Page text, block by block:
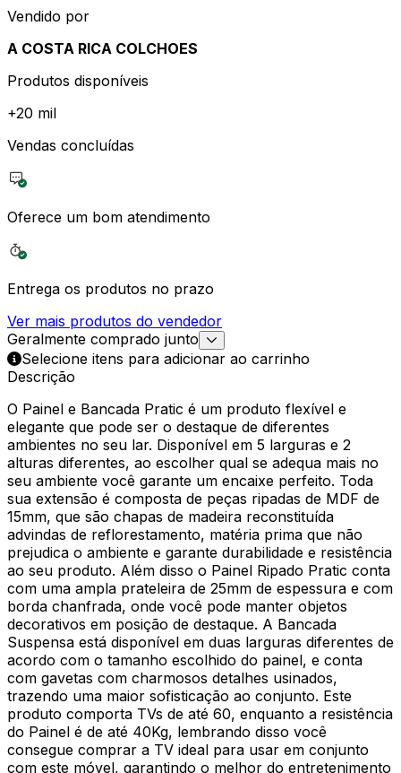
Vendido por
A COSTA RICA COLCHOES
Produtos disponíveis
+20 mil
Vendas concluídas
Oferece um bom atendimento
Entrega os produtos no prazo
Ver mais produtos do vendedor
Geralmente comprado junto
Selecione itens para adicionar ao carrinho
Descrição
O Painel e Bancada Pratic é um produto flexível e
elegante que pode ser o destaque de diferentes
ambientes no seu lar. Disponível em 5 larguras e 2
alturas diferentes, ao escolher qual se adequa mais no
seu ambiente você garante um encaixe perfeito. Toda
sua extensão é composta de peças ripadas de MDF de
15mm, que são chapas de madeira reconstituída
advindas de reflorestamento, matéria prima que não
prejudica o ambiente e garante durabilidade e resistência
ao seu produto. Além disso o Painel Ripado Pratic conta
com uma ampla prateleira de 25mm de espessura e com
borda chanfrada, onde você pode manter objetos
decorativos em posição de destaque. A Bancada
Suspensa está disponível em duas larguras diferentes de
acordo com o tamanho escolhido do painel, e conta
com gavetas com charmosos detalhes usinados,
trazendo uma maior sofisticação ao conjunto. Este
produto comporta TVs de até 60, enquanto a resistência
do Painel é de até 40Kg, lembrando disso você
consegue comprar a TV ideal para usar em conjunto
com este móvel, garantindo o melhor do entretenimento